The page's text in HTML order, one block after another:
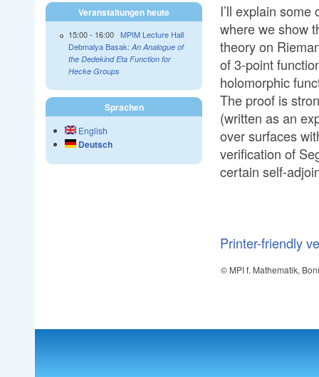
I’ll explain
where we show
theory on
of 3-point
holomorphic
The proof is
(written as an
over surfaces
verification of
certain self-
Printer-friendly
© MPI f. Mathematik,
Veranstaltungen heute
15:00- 16:00 MPIM Lecture Hall
Debmalya Basak: An Analogue of
the Dedekind Eta Function for
Hecke Groups
Sprachen
English
Deutsch